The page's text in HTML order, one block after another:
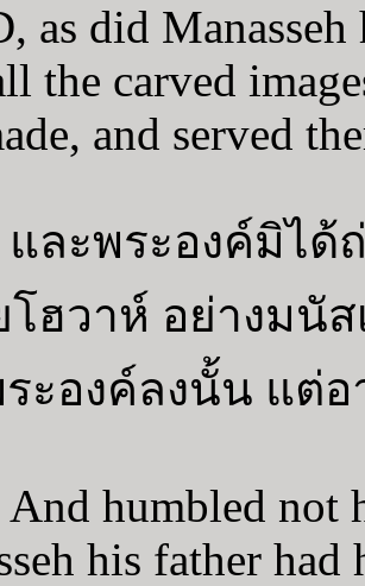
as did
the carved
and served
และพระองค์มิไ
โฮวาห์ อย่างมนั
ะองค์ลงนั้น แต่
humbled not
his father